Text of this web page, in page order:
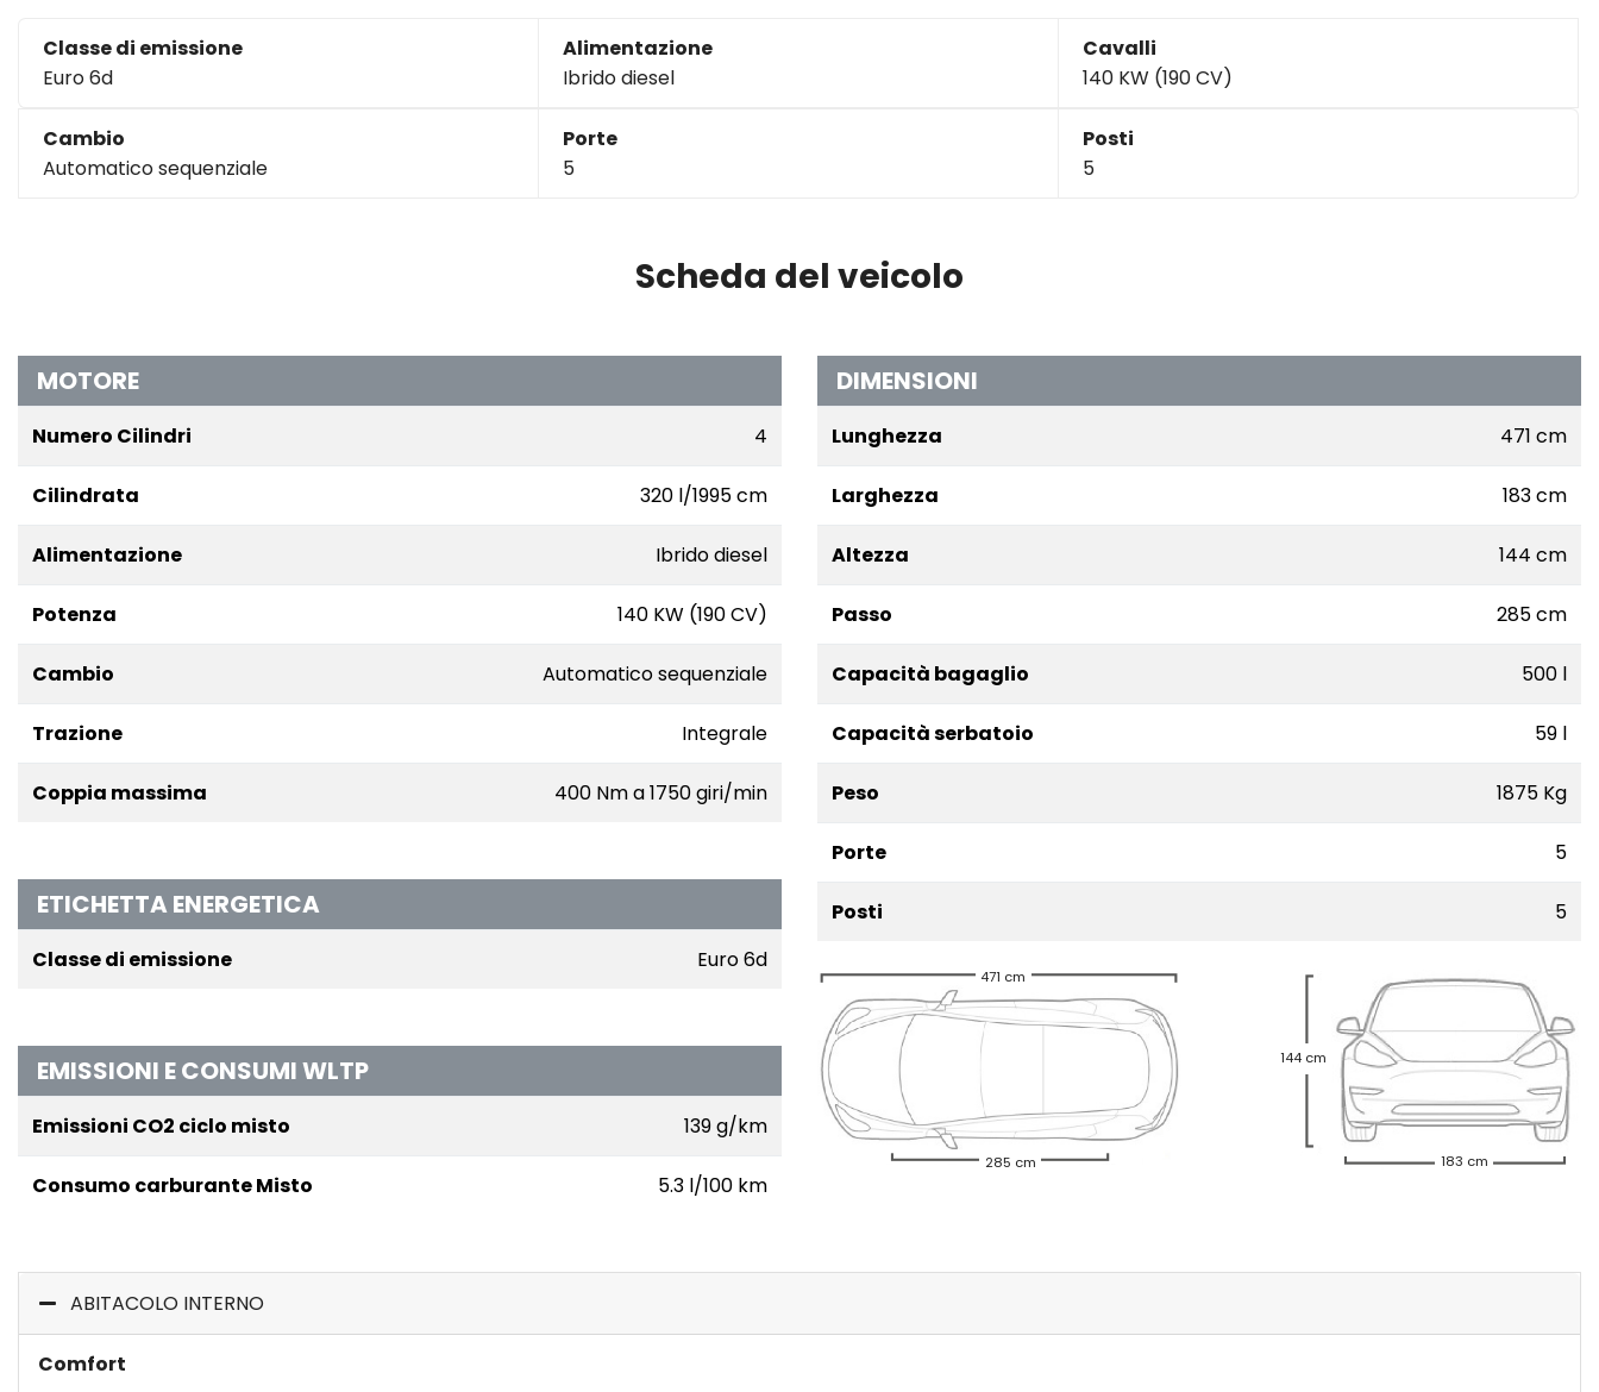
Classe di emissione
Euro 6d
Alimentazione
Ibrido diesel
Cavalli
140 KW (190 CV)
Cambio
Automatico sequenziale
Porte
5
Posti
5
Scheda del veicolo
MOTORE
Numero Cilindri 4
Cilindrata 320 l/1995 cm
Alimentazione Ibrido diesel
Potenza 140 KW (190 CV)
Cambio Automatico sequenziale
Trazione Integrale
Coppia massima 400 Nm a 1750 giri/min
ETICHETTA ENERGETICA
Classe di emissione Euro 6d
EMISSIONI E CONSUMI WLTP
Emissioni CO2 ciclo misto 139 g/km
Consumo carburante Misto 5.3 l/100 km
DIMENSIONI
Lunghezza 471 cm
Larghezza 183 cm
Altezza 144 cm
Passo 285 cm
Capacità bagaglio 500 l
Capacità serbatoio 59 l
Peso 1875 Kg
Porte 5
Posti 5
471 cm
285 cm
144 cm
183 cm
ABITACOLO INTERNO
Comfort